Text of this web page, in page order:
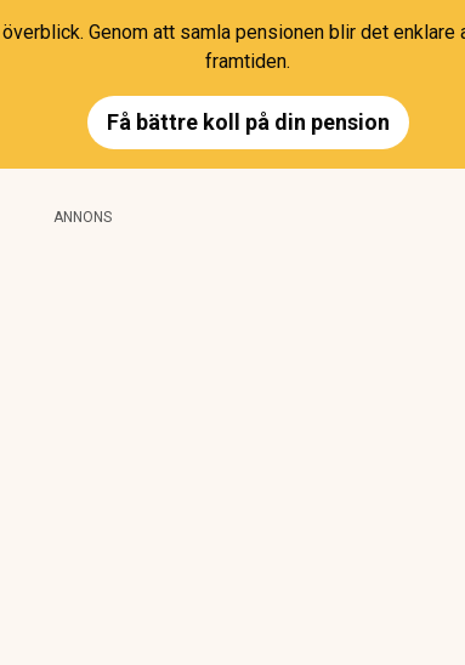
Genom att samla pensionen blir det
framtiden.
Få bättre koll på din pension
ANNONS